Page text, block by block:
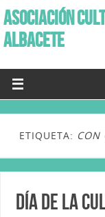
ASOCIACIÓN
ALBACETE
ETIQUETA: CON
Día de la